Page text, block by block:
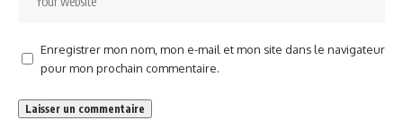
Enregistrer mon nom, mon e-mail et mon site dans le navigateur
pour mon prochain commentaire.